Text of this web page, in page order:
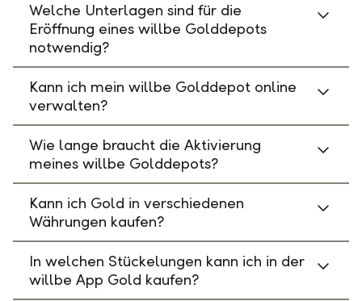
Welche Unterlagen sind für die
Eröffnung eines willbe Golddepots
notwendig?
Kann ich mein willbe Golddepot online
verwalten?
Wie lange braucht die Aktivierung
meines willbe Golddepots?
Kann ich Gold in verschiedenen
Währungen kaufen?
In welchen Stückelungen kann ich in der
willbe App Gold kaufen?